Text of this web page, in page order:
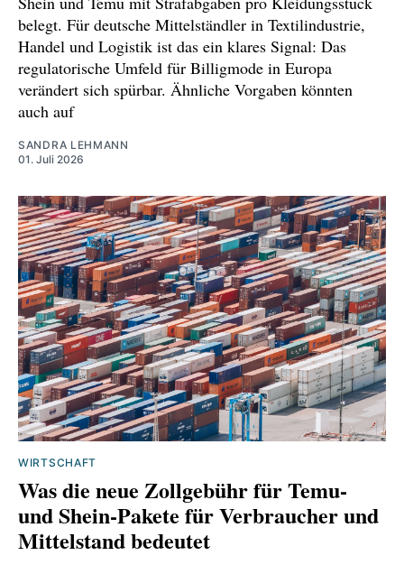
belegt. Für deutsche Mittelständler in Textilindustrie,
Handel und Logistik ist das ein klares Signal: Das
regulatorische Umfeld für Billigmode in Europa
verändert sich spürbar. Ähnliche Vorgaben könnten
auch auf
SANDRA LEHMANN
01. Juli 2026
WIRTSCHAFT
Was die neue Zollgebühr für Temu‑
und Shein‑Pakete für Verbraucher und
Mittelstand bedeutet